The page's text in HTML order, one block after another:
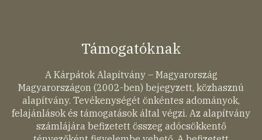
Támogatóknak
A Kárpátok Alapítvány – Magyarország
Magyarországon (2002-ben) bejegyzett, közhasznú
alapítvány. Tevékenységét önkéntes adományok,
felajánlások és támogatások által végzi. Az alapítvány
számlájára befizetett összeg adócsökkentő